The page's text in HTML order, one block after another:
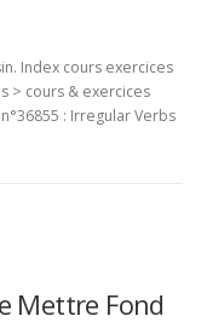
Index cours exercices
> cours & exercices
: Irregular Verbs
Mettre Fond